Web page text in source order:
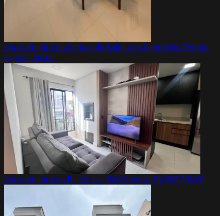
Apartamento no Centro de Balneário Camboriú Venda -
R$ 950.000,00
Apartamento no Bairro Nações! Venda - R$ 898.000,00